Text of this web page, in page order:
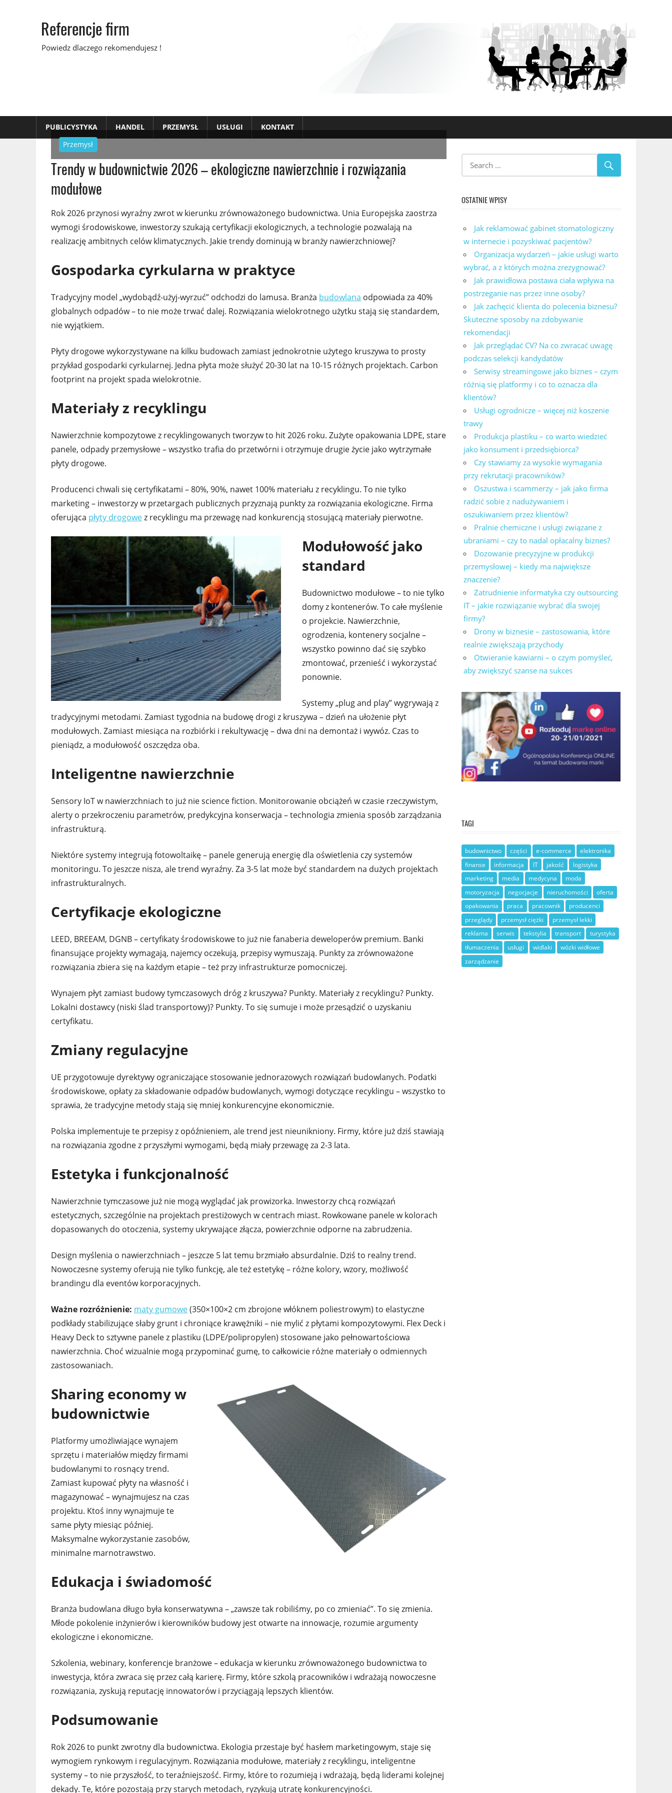
Referencje firm
Powiedz dlaczego rekomendujesz !
PUBLICYSTYKA HANDEL PRZEMYSŁ USŁUGI
KONTAKT
Przemysł
Trendy w budownictwie 2026 – ekologiczne nawierzchnie i rozwiązania
modułowe
Rok 2026 przynosi wyraźny zwrot w kierunku zrównoważonego budownictwa. Unia Europejska zaostrza
wymogi środowiskowe, inwestorzy szukają certyfikacji ekologicznych, a technologie pozwalają na
realizację ambitnych celów klimatycznych. Jakie trendy dominują w branży nawierzchniowej?
Gospodarka cyrkularna w praktyce
Tradycyjny model „wydobądź-użyj-wyrzuć” odchodzi do lamusa. Branża budowlana odpowiada za 40%
globalnych odpadów – to nie może trwać dalej. Rozwiązania wielokrotnego użytku stają się standardem,
nie wyjątkiem.
Płyty drogowe wykorzystywane na kilku budowach zamiast jednokrotnie użytego kruszywa to prosty
przykład gospodarki cyrkularnej. Jedna płyta może służyć 20-30 lat na 10-15 różnych projektach. Carbon
footprint na projekt spada wielokrotnie.
Materiały z recyklingu
Nawierzchnie kompozytowe z recyklingowanych tworzyw to hit 2026 roku. Zużyte opakowania LDPE, stare
panele, odpady przemysłowe – wszystko trafia do przetwórni i otrzymuje drugie życie jako wytrzymałe
płyty drogowe.
Producenci chwali się certyfikatami – 80%, 90%, nawet 100% materiału z recyklingu. To nie tylko
marketing – inwestorzy w przetargach publicznych przyznają punkty za rozwiązania ekologiczne. Firma
oferująca płyty drogowez recyklingu ma przewagę nad konkurencją stosującą materiały pierwotne.
Modułowość jako
standard
Budownictwo modułowe – to nie tylko
domy z kontenerów. To całe myślenie
o projekcie. Nawierzchnie,
ogrodzenia, kontenery socjalne –
wszystko powinno dać się szybko
zmontować, przenieść i wykorzystać
ponownie.
Systemy „plug and play” wygrywają z
tradycyjnymi metodami. Zamiast tygodnia na budowę drogi z kruszywa – dzień na ułożenie płyt
modułowych. Zamiast miesiąca na rozbiórki i rekultywację – dwa dni na demontaż i wywóz. Czas to
pieniądz, a modułowość oszczędza oba.
Inteligentne nawierzchnie
Sensory IoT w nawierzchniach to już nie science fiction. Monitorowanie obciążeń w czasie rzeczywistym,
alerty o przekroczeniu parametrów, predykcyjna konserwacja – technologia zmienia sposób zarządzania
infrastrukturą.
Niektóre systemy integrują fotowoltaikę – panele generują energię dla oświetlenia czy systemów
monitoringu. To jeszcze nisza, ale trend wyraźny. Za 3-5 lat może być standardem na dużych projektach
infrastrukturalnych.
Certyfikacje ekologiczne
LEED, BREEAM, DGNB – certyfikaty środowiskowe to już nie fanaberia deweloperów premium. Banki
finansujące projekty wymagają, najemcy oczekują, przepisy wymuszają. Punkty za zrównoważone
rozwiązania zbiera się na każdym etapie – też przy infrastrukturze pomocniczej.
Wynajem płyt zamiast budowy tymczasowych dróg z kruszywa? Punkty. Materiały z recyklingu? Punkty.
Lokalni dostawcy (niski ślad transportowy)? Punkty. To się sumuje i może przesądzić o uzyskaniu
certyfikatu.
Zmiany regulacyjne
UE przygotowuje dyrektywy ograniczające stosowanie jednorazowych rozwiązań budowlanych. Podatki
środowiskowe, opłaty za składowanie odpadów budowlanych, wymogi dotyczące recyklingu – wszystko to
sprawia, że tradycyjne metody stają się mniej konkurencyjne ekonomicznie.
Polska implementuje te przepisy z opóźnieniem, ale trend jest nieunikniony. Firmy, które już dziś stawiają
na rozwiązania zgodne z przyszłymi wymogami, będą miały przewagę za 2-3 lata.
Estetyka i funkcjonalność
Nawierzchnie tymczasowe już nie mogą wyglądać jak prowizorka. Inwestorzy chcą rozwiązań
estetycznych, szczególnie na projektach prestiżowych w centrach miast. Rowkowane panele w kolorach
dopasowanych do otoczenia, systemy ukrywające złącza, powierzchnie odporne na zabrudzenia.
Design myślenia o nawierzchniach – jeszcze 5 lat temu brzmiało absurdalnie. Dziś to realny trend.
Nowoczesne systemy oferują nie tylko funkcję, ale też estetykę – różne kolory, wzory, możliwość
brandingu dla eventów korporacyjnych.
Ważne rozróżnienie: maty gumowe(350×100×2 cm zbrojone włóknem poliestrowym) to elastyczne
podkłady stabilizujące słaby grunt i chroniące krawężniki – nie mylić z płytami kompozytowymi. Flex Deck i
Heavy Deck to sztywne panele z plastiku (LDPE/polipropylen) stosowane jako pełnowartościowa
nawierzchnia. Choć wizualnie mogą przypominać gumę, to całkowicie różne materiały o odmiennych
zastosowaniach.
Sharing economy w
budownictwie
Platformy umożliwiające wynajem
sprzętu i materiałów między firmami
budowlanymi to rosnący trend.
Zamiast kupować płyty na własność i
magazynować – wynajmujesz na czas
projektu. Ktoś inny wynajmuje te
same płyty miesiąc później.
Maksymalne wykorzystanie zasobów,
minimalne marnotrawstwo.
Edukacja i świadomość
Branża budowlana długo była konserwatywna – „zawsze tak robiliśmy, po co zmieniać”. To się zmienia.
Młode pokolenie inżynierów i kierowników budowy jest otwarte na innowacje, rozumie argumenty
ekologiczne i ekonomiczne.
Szkolenia, webinary, konferencje branżowe – edukacja w kierunku zrównoważonego budownictwa to
inwestycja, która zwraca się przez całą karierę. Firmy, które szkolą pracowników i wdrażają nowoczesne
rozwiązania, zyskują reputację innowatorów i przyciągają lepszych klientów.
Podsumowanie
Rok 2026 to punkt zwrotny dla budownictwa. Ekologia przestaje być hasłem marketingowym, staje się
wymogiem rynkowym i regulacyjnym. Rozwiązania modułowe, materiały z recyklingu, inteligentne
systemy – to nie przyszłość, to teraźniejszość. Firmy, które to rozumieją i wdrażają, będą liderami kolejnej
dekady. Te, które pozostają przy starych metodach, ryzykują utratę konkurencyjności.
OSTATNIE WPISY
Jak reklamować gabinet stomatologiczny
w internecie i pozyskiwać pacjentów?
Organizacja wydarzeń – jakie usługi warto
wybrać, a z których można zrezygnować?
Jak prawidłowa postawa ciała wpływa na
postrzeganie nas przez inne osoby?
Jak zachęcić klienta do polecenia biznesu?
Skuteczne sposoby na zdobywanie
rekomendacji
Jak przeglądać CV? Na co zwracać uwagę
podczas selekcji kandydatów
Serwisy streamingowe jako biznes – czym
różnią się platformy i co to oznacza dla
klientów?
Usługi ogrodnicze – więcej niż koszenie
trawy
Produkcja plastiku – co warto wiedzieć
jako konsument i przedsiębiorca?
Czy stawiamy za wysokie wymagania
przy rekrutacji pracowników?
Oszustwa i scammerzy – jak jako firma
radzić sobie z nadużywaniem i
oszukiwaniem przez klientów?
Pralnie chemiczne i usługi związane z
ubraniami – czy to nadal opłacalny biznes?
Dozowanie precyzyjne w produkcji
przemysłowej – kiedy ma największe
znaczenie?
Zatrudnienie informatyka czy outsourcing
IT – jakie rozwiązanie wybrać dla swojej
firmy?
Drony w biznesie – zastosowania, które
realnie zwiększają przychody
Otwieranie kawiarni – o czym pomyśleć,
aby zwiększyć szanse na sukces
TAGI
budownictwo części e-commerce
elektronika
finanse
informacja IT jakość
logistyka
marketing
media medycyna
moda
motoryzacja
negocjacje nieruchomości
oferta
opakowania
praca pracownik
producenci
przeglądy
przemysł ciężki
przemysł lekki
reklama
serwis tekstylia transport
turystyka
tłumaczenia
usługi widlaki
wózki widłowe
zarządzanie